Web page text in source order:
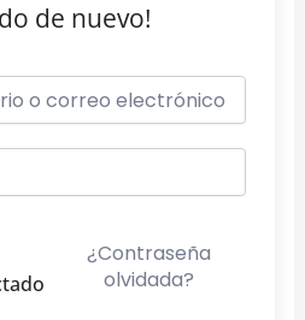
de nuevo!
¿Contraseña
olvidada?